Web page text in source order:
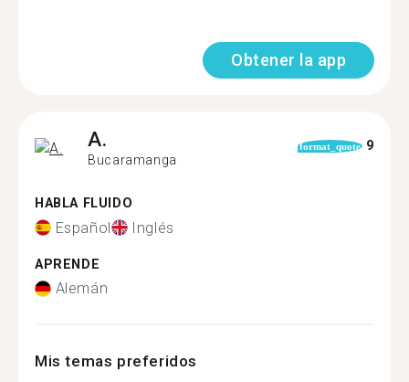
Obtener la app
A.
Bucaramanga
format_quote 9
HABLA FLUIDO
Español Inglés
APRENDE
Alemán
Mis temas preferidos